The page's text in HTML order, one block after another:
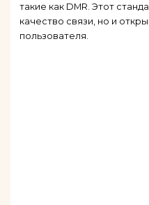
такие как DMR. Этот
качество связи, но и
пользователя.